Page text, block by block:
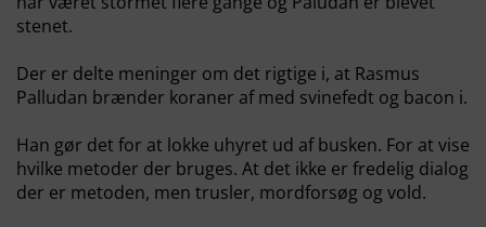
stenet.
Der er delte meninger om det rigtige i, at Rasmus
Palludan brænder koraner af med svinefedt og bacon i.
Han gør det for at lokke uhyret ud af busken. For at vise
hvilke metoder der bruges. At det ikke er fredelig dialog
der er metoden, men trusler, mordforsøg og vold.